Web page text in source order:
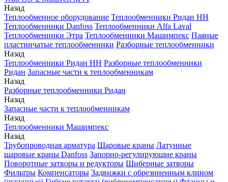
Назад
Теплообменное оборудование Теплообменники Ридан НН
Теплообменники Danfoss Теплообменники Alfa Laval
Теплообменники Этра Теплообменники Машимпекс Паяные
пластинчатые теплообменники Разборные теплообменники
Назад
Теплообменники Ридан НН Разборные теплообменники
Ридан Запасные части к теплообменникам
Назад
Разборные теплообменники Ридан
Назад
Запасные части к теплообменникам
Назад
Теплообменники Машимпекс
Назад
Трубопроводная арматура Шаровые краны Латунные
шаровые краны Danfoss Запорно-регулирующие краны
Поворотные затворы и редукторы Шиберные затворы
Фильтры Компенсаторы Задвижки с обрезиненным клином